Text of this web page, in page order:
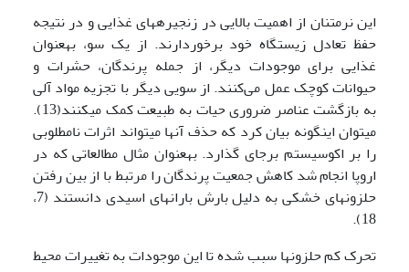
این نرم­تنان از اهمیت بالایی در زنجیره­های غذایی و در نتیجه
حفظ تعادل زیستگاه خود برخوردارند. از یک سو، به­عنوان
غذایی برای موجودات دیگر، از جمله پرندگان، حشرات و
حیوانات کوچک عمل می‌کنند. از سویی دیگر با تجزیه مواد آلی
به بازگشت عناصر ضروری حیات به طبیعت کمک می­کنند(13).
می­توان اینگونه بیان کرد که حذف آن­ها می­تواند اثرات نامطلوبی
را بر اکوسیستم برجای گذارد. به­عنوان مثال مطالعاتی که در
اروپا انجام شد کاهش جمعیت پرندگان را مرتبط با از بین رفتن
حلزون­های خشکی به دلیل بارش باران­های اسیدی دانستند (7،
18).
تحرک کم حلزون­ها سبب شده تا این موجودات به تغییرات محیط